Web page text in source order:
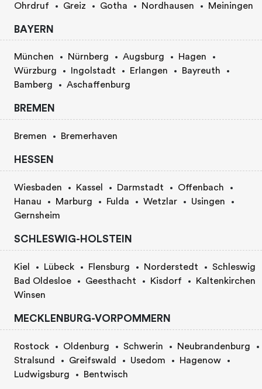
Ohrdruf
Greiz Gotha Nordhausen Meiningen
BAYERN
München Nürnberg Augsburg
Hagen
Würzburg
Ingolstadt Erlangen
Bayreuth
Bamberg
Aschaffenburg
BREMEN
Bremen Bremerhaven
HESSEN
Wiesbaden Kassel Darmstadt
Offenbach
Hanau
Marburg Fulda Wetzlar
Usingen
Gernsheim
SCHLESWIG-HOLSTEIN
Kiel Lübeck Flensburg Norderstedt
Schleswig
Bad Oldesloe
Geesthacht Kisdorf
Kaltenkirchen
Winsen
MECKLENBURG-VORPOMMERN
Rostock Oldenburg Schwerin
Neubrandenburg
Stralsund
Greifswald Usedom
Hagenow
Ludwigsburg
Bentwisch